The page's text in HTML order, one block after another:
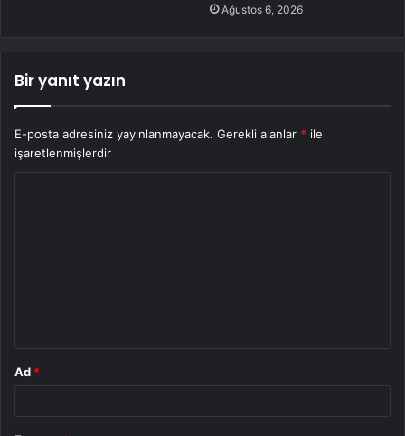
Ağustos 6, 2026
Bir yanıt yazın
E-posta adresiniz yayınlanmayacak. Gerekli alanlar * ile
işaretlenmişlerdir
Ad *